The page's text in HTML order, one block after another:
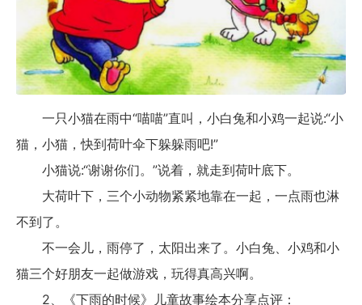
一只小猫在雨中“喵喵”直叫，小白兔和小鸡一起说:“小
猫，小猫，快到荷叶伞下躲躲雨吧!”
小猫说:“谢谢你们。”说着，就走到荷叶底下。
大荷叶下，三个小动物紧紧地靠在一起，一点雨也淋
不到了。
不一会儿，雨停了，太阳出来了。小白兔、小鸡和小
猫三个好朋友一起做游戏，玩得真高兴啊。
2、《下雨的时候》儿童故事绘本分享点评：